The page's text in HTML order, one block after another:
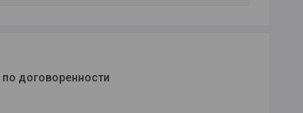
по договоренности